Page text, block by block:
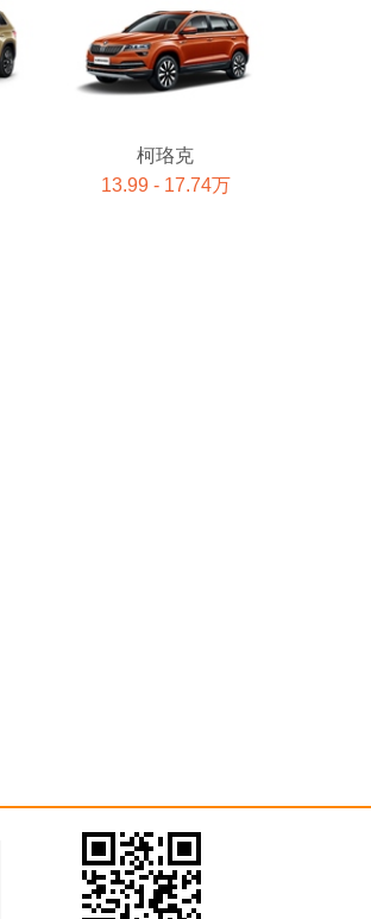
柯珞克
13.99 - 17.74万